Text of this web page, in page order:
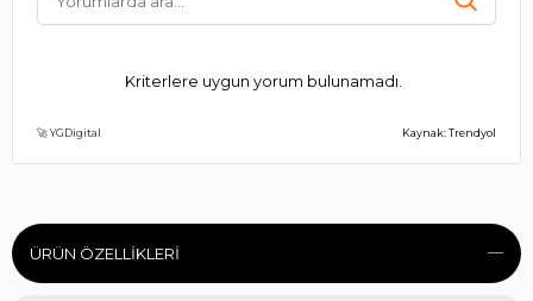
Kriterlere uygun yorum bulunamadı.
🚀 YGDigital Kaynak: Trendyol
ÜRÜN ÖZELLIKLERI